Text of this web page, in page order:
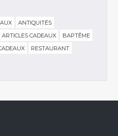
ANTIQUITÉS
ARTICLES CADEAUX
BAPTÊME
RESTAURANT